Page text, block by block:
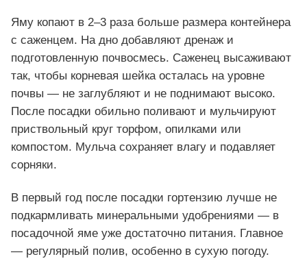
Яму копают в 2–3 раза больше размера контейнера
с саженцем. На дно добавляют дренаж и
подготовленную почвосмесь. Саженец высаживают
так, чтобы корневая шейка осталась на уровне
почвы — не заглубляют и не поднимают высоко.
После посадки обильно поливают и мульчируют
приствольный круг торфом, опилками или
компостом. Мульча сохраняет влагу и подавляет
сорняки.
В первый год после посадки гортензию лучше не
подкармливать минеральными удобрениями — в
посадочной яме уже достаточно питания. Главное
— регулярный полив, особенно в сухую погоду.